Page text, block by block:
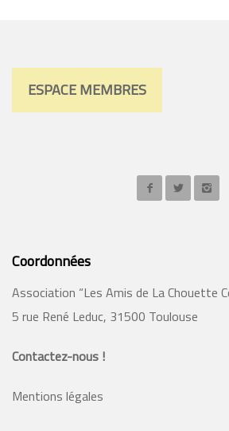
ESPACE MEMBRES
Coordonnées
Association “Les Amis de La Chouette
5 rue René Leduc, 31500 Toulouse
Contactez-nous !
Mentions légales